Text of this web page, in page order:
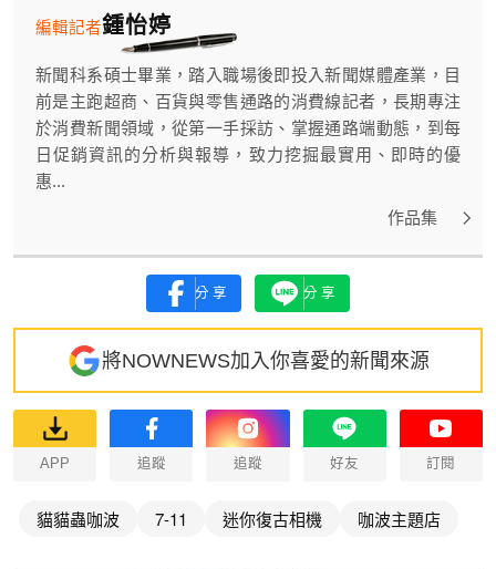
鍾怡婷
編輯記者
新聞科系碩士畢業，踏入職場後即投入新聞媒體產業，目
前是主跑超商、百貨與零售通路的消費線記者，長期專注
於消費新聞領域，從第一手採訪、掌握通路端動態，到每
日促銷資訊的分析與報導，致力挖掘最實用、即時的優
惠...
作品集
分享 分享
將NOWNEWS加入你喜愛的新聞來源
APP 追蹤 追蹤 好友 訂閱
貓貓蟲咖波 7-11 迷你復古相機 咖波主題店